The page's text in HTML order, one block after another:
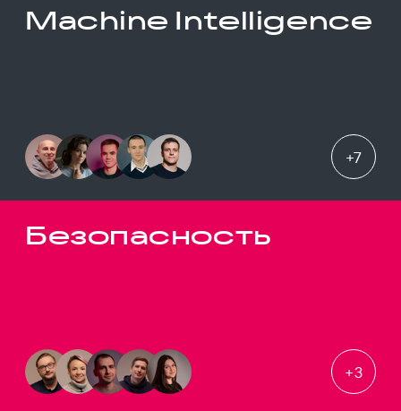
Machine Intelligence
+7
Безопасность
+3